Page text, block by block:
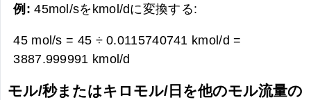
例:45mol/sをkmol/dに変換する:
45 mol/s = 45 ÷ 0.0115740741 kmol/d =
3887.999991 kmol/d
モル/秒またはキロモル/日を他のモル流量の